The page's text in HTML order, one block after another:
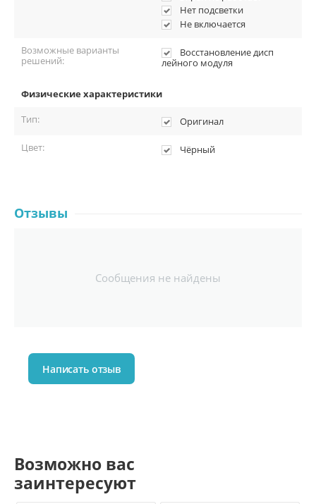
Нет подсветки
Не включается
Возможные варианты
решений:
Восстановление дисп
лейного модуля
Физические характеристики
Тип:
Оригинал
Цвет: Чёрный
Отзывы
Сообщения не найдены
Написать отзыв
Возможно вас
заинтересуют